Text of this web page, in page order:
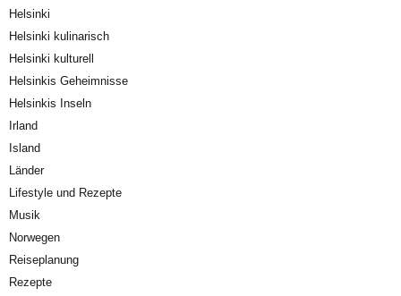
Helsinki
Helsinki kulinarisch
Helsinki kulturell
Helsinkis Geheimnisse
Helsinkis Inseln
Irland
Island
Länder
Lifestyle und Rezepte
Musik
Norwegen
Reiseplanung
Rezepte